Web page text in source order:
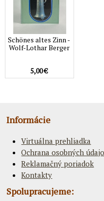
Schönes altes Zinn -
Wolf-Lothar Berger
5,00 €
Informácie
Virtuálna prehliadka
Ochrana osobných
Reklamačný poriadok
Kontakty
Spolupracujeme: